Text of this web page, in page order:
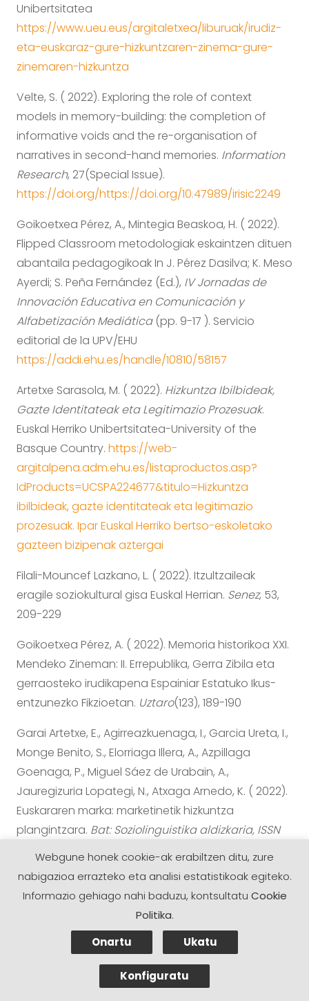
Unibertsitatea
https://www.ueu.eus/argitaletxea/liburuak/irudiz-
eta-euskaraz-gure-hizkuntzaren-zinema-gure-
zinemaren-hizkuntza
Velte, S. ( 2022). Exploring the role of context
models in memory-building: the completion of
informative voids and the re-organisation of
narratives in second-hand memories. Information
Research, 27(Special Issue).
https://doi.org/https://doi.org/10.47989/irisic2249
Goikoetxea Pérez, A., Mintegia Beaskoa, H. ( 2022).
Flipped Classroom metodologiak eskaintzen dituen
abantaila pedagogikoak In J. Pérez Dasilva; K. Meso
Ayerdi; S. Peña Fernández (Ed.), IV Jornadas de
Innovación Educativa en Comunicación y
Alfabetización Mediática(pp. 9-17 ). Servicio
editorial de la UPV/EHU
https://addi.ehu.es/handle/10810/58157
Artetxe Sarasola, M. ( 2022). Hizkuntza Ibilbideak,
Gazte Identitateak eta Legitimazio Prozesuak.
Euskal Herriko Unibertsitatea-University of the
Basque Country. https://web-
argitalpena.adm.ehu.es/listaproductos.asp?
IdProducts=UCSPA224677&titulo=Hizkuntza
ibilbideak, gazte identitateak eta legitimazio
prozesuak. Ipar Euskal Herriko bertso-eskoletako
gazteen bizipenak aztergai
Filali-Mouncef Lazkano, L. ( 2022). Itzultzaileak
eragile soziokultural gisa Euskal Herrian. Senez, 53,
209-229
Goikoetxea Pérez, A. ( 2022). Memoria historikoa XXI.
Mendeko Zineman: II. Errepublika, Gerra Zibila eta
gerraosteko irudikapena Espainiar Estatuko Ikus-
entzunezko Fikzioetan. Uztaro(123), 189-190
Garai Artetxe, E., Agirreazkuenaga, I., Garcia Ureta, I.,
Monge Benito, S., Elorriaga Illera, A., Azpillaga
Goenaga, P., Miguel Sáez de Urabain, A.,
Jauregizuria Lopategi, N., Atxaga Arnedo, K. ( 2022).
Euskararen marka: marketinetik hizkuntza
plangintzara. Bat: Soziolinguistika aldizkaria, ISSN
1130-8435, Nº. 122-123, 2022 (Alearen gaia:
TXILLARDEGI-HAUSNARTU SARIAK (2021)), or. 39-
(122), 39-73
Mimenza Castillo, L., Castro Egia, H. ( 2022).
hedabideen urtekaria 2021
. Behategia.
https://behategia.eus/wp-
content/uploads/2022/03/urtekaria-2021-
Webgune honek cookie-ak erabiltzen ditu, zure
nabigazioa errazteko eta analisi estatistikoak egiteko.
Informazio gehiago nahi baduzu, kontsultatu Cookie
Politika.
Onartu
Ukatu
Konfiguratu